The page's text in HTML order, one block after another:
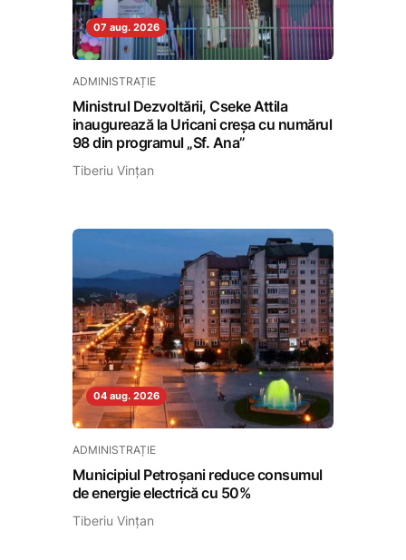
07 aug. 2026
ADMINISTRAȚIE
Ministrul Dezvoltării, Cseke Attila
inaugurează la Uricani creșa cu numărul
98 din programul „Sf. Ana”
Tiberiu Vințan
04 aug. 2026
ADMINISTRAȚIE
Municipiul Petroșani reduce consumul
de energie electrică cu 50%
Tiberiu Vințan